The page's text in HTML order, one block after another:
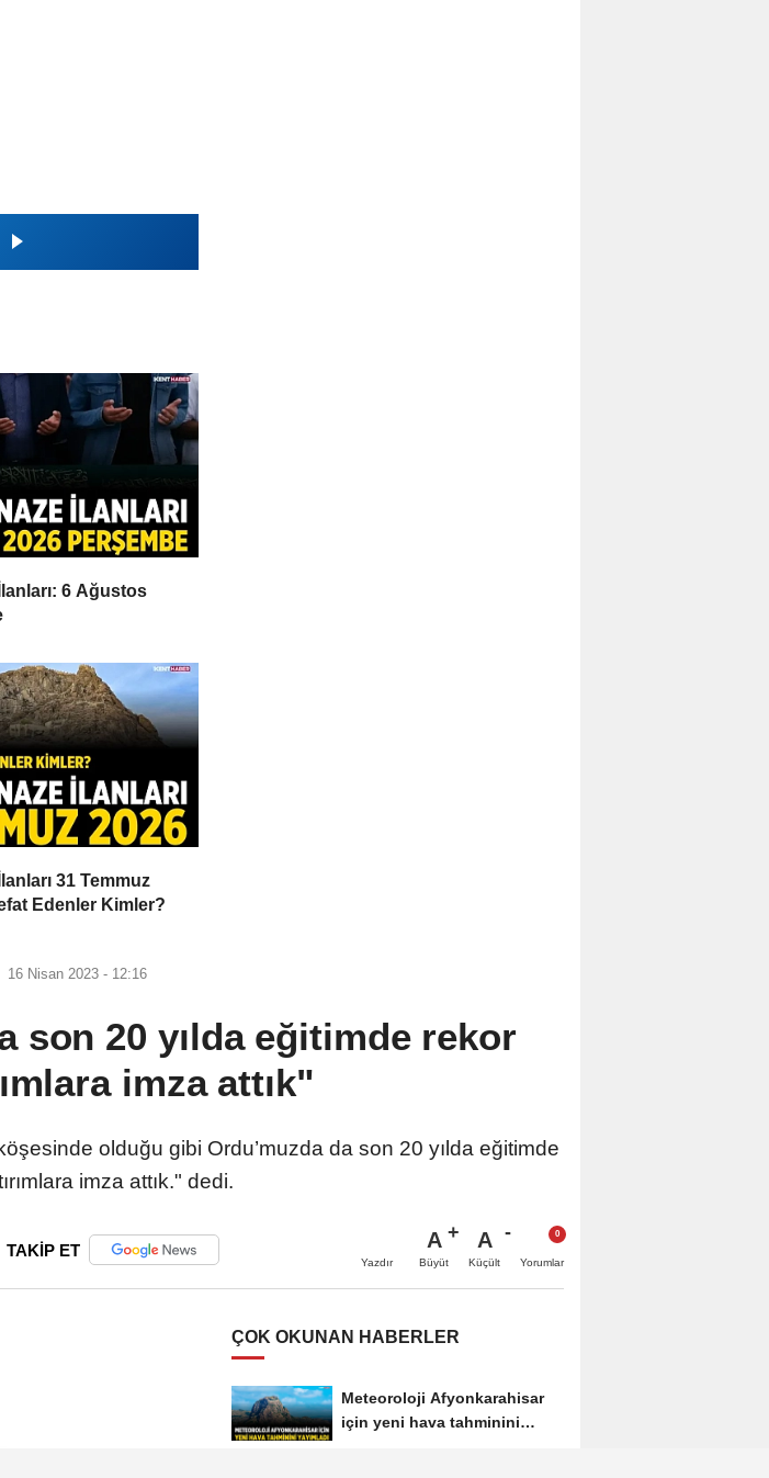
6 Ağustos
31 Temmuz
Edenler Kimler?
16 Nisan 2023 - 12:16
son 20 yılda eğitimde rekor
imza attık"
olduğu gibi Ordu’muzda da son 20 yılda eğitimde
imza attık." dedi.
TAKİP ET
Yazdır
A
Büyüt
A
Küçült Yorumlar
ÇOK OKUNAN HABERLER
Meteoroloji Afyonkarahisar
için yeni hava tahminini